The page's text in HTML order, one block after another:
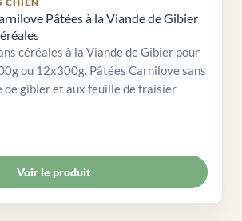
Pâtées à la Viande de Gibier
céréales à la Viande de Gibier pour
ou 12x300g. Pâtées Carnilove sans
de gibier et aux feuille de fraisier
Voir le produit